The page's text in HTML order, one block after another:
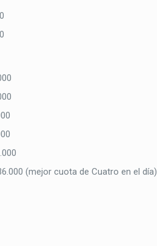
(mejor cuota de Cuatro en el día)